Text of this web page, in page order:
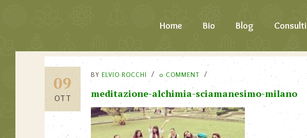
Home Bio Blog Consulti
09
OTT
BY ELVIO ROCCHI 0 COMMENT
meditazione-alchimia-sciamanesimo-milano